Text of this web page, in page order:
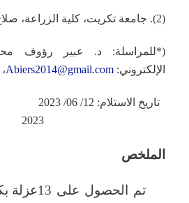
(2). جامعة تكريت، كلية الزراعة، صلاح الدين، العراق.
(*للمراسلة: د. عبير رؤوف
الإلكتروني:Abiers2014@gmail.com،
2023
الملخص
تم الحصول